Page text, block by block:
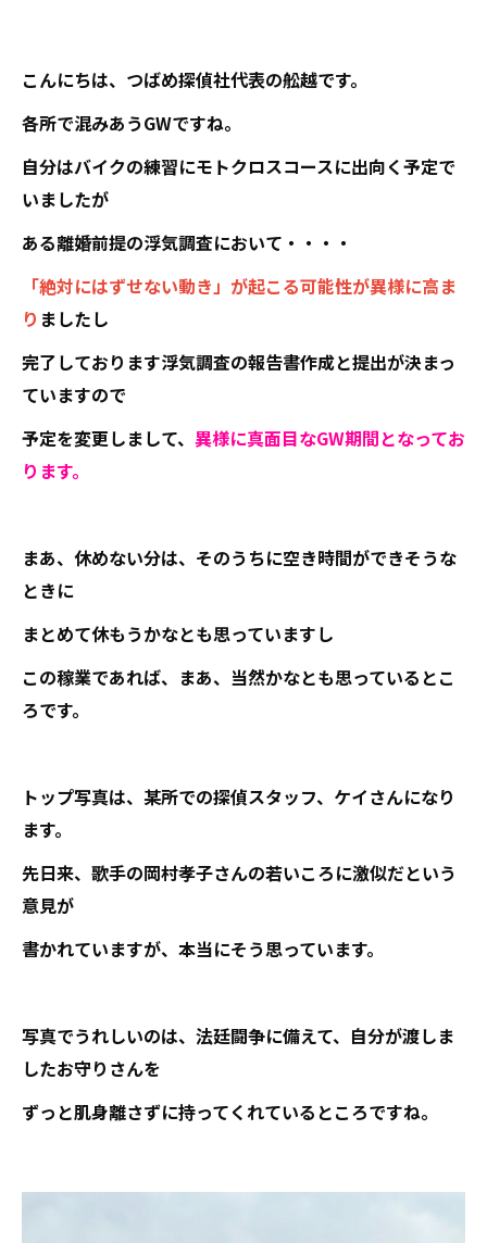
こんにちは、つばめ探偵社代表の舩越です。
各所で混みあうGWですね。
自分はバイクの練習にモトクロスコースに出向く予定で
いましたが
ある離婚前提の浮気調査において・・・・
「絶対にはずせない動き」が起こる可能性が異様に高ま
り ましたし
完了しております浮気調査の報告書作成と提出が決まっ
ていますので
予定を変更しまして、 異様に真面目なGW期間となってお
ります。
まあ、休めない分は、そのうちに空き時間ができそうな
ときに
まとめて休もうかなとも思っていますし
この稼業であれば、まあ、当然かなとも思っているとこ
ろです。
トップ写真は、某所での探偵スタッフ、ケイさんになり
ます。
先日来、歌手の岡村孝子さんの若いころに激似だという
意見が
書かれていますが、本当にそう思っています。
写真でうれしいのは、法廷闘争に備えて、自分が渡しま
したお守りさんを
ずっと肌身離さずに持ってくれているところですね。